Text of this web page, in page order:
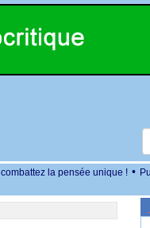
la pensée unique ! •